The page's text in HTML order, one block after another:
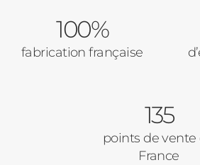
100%
fabrication française
135
points de vente
France